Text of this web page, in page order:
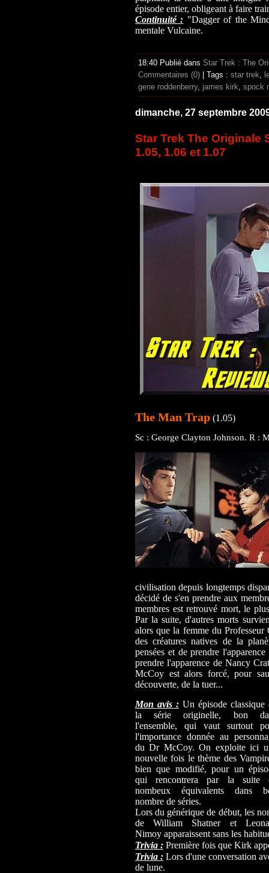
épisode entier, obligeant à faire
Continuité : "Dagger of the
mentale Vulcaine.
18:40 Publié dans Star Trek : The
Commentaires (0) | Tags : star trek,
gene roddenberry, james kirk, spock
dimanche, 27 septembre
Star Trek The Originale
1.05, 1.06 et 1.07
The Man Trap (1.05)
Sc : George Clayton Johnson. R :
civilisation depuis longtemps
décidé de s'en prendre aux
membres est retrouvé mort, le
Par la suite, d'autres morts
alors que la femme du
des créatures natives de la
pensées et de prendre
prendre l'apparence de Nancy
McCoy est alors forcé, pour
découverte, de la tuer...
Mon avis : Un épisode classique
la série originelle, bon
l'ensemble, qui vaut surtout
l'importance donnée au
du Dr McCoy. On exploite ici
nouvelle fois le thème des
bien que modifié, pour un
qui rencontrera par la suite
nombeux équivalents dans
nombre de séries.
Lors du générique de début, les
de William Shatner et
Nimoy apparaissent sans les
Trivia : Première fois que Kirk
Trivia : Lors d'une conversation
de lune.